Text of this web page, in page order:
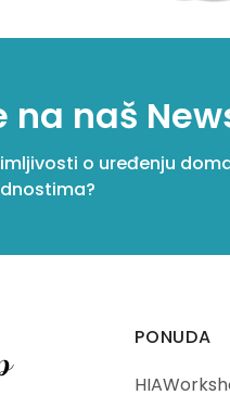
na naš
o uređenju
PONUDA